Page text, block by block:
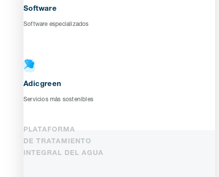
Software
Software especializados
Adicgreen
Servicios más sostenibles
PLATAFORMA
DE TRATAMIENTO
INTEGRAL DEL AGUA